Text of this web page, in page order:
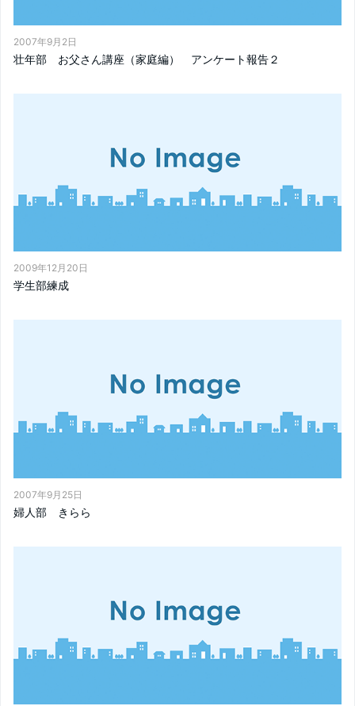
2007年9月2日
壮年部 お父さん講座（家庭編） アンケート報告２
2009年12月20日
学生部練成
2007年9月25日
婦人部 きらら